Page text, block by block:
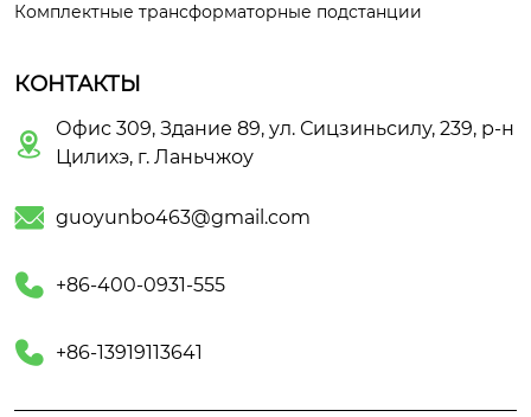
Комплектные трансформаторные подстанции
КОНТАКТЫ

Офис 309, Здание 89, ул. Сицзиньсилу, 239, р-н
Цилихэ, г. Ланьчжоу
 guoyunbo463@gmail.com
 +86-400-0931-555
 +86-13919113641